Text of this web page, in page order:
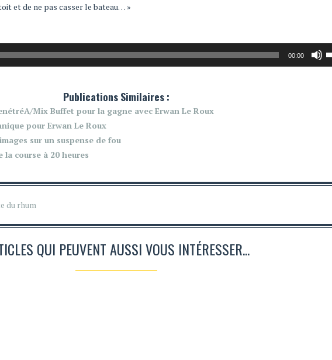
et de ne pas casser le bateau… »
00:00
Publications Similaires :
Mix Buffet pour la gagne avec Erwan Le Roux
pour Erwan Le Roux
sur un suspense de fou
course à 20 heures
du rhum
QUI PEUVENT AUSSI VOUS INTÉRESSER...